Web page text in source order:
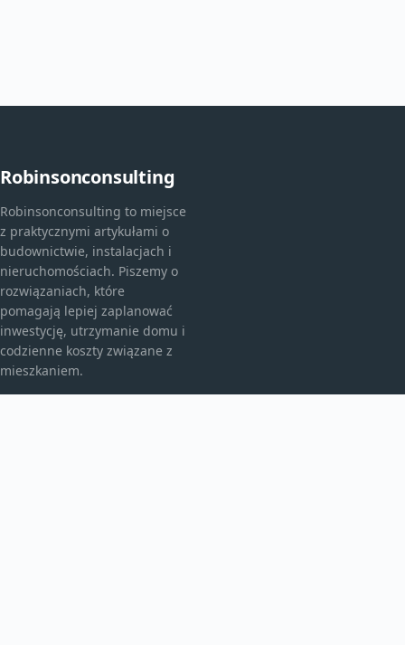
Robinsonconsulting
Robinsonconsulting to miejsce
z praktycznymi artykułami o
budownictwie, instalacjach i
nieruchomościach. Piszemy o
rozwiązaniach, które
pomagają lepiej zaplanować
inwestycję, utrzymanie domu i
codzienne koszty związane z
mieszkaniem.